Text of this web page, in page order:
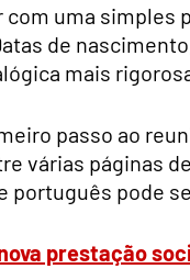
com uma
de
mais
passo ao
várias páginas
português pode
prestação